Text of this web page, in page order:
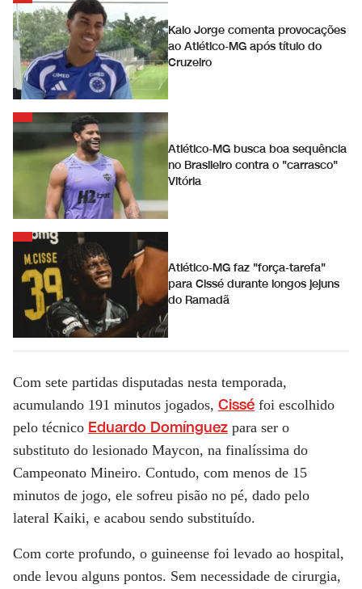
Kaio Jorge comenta provocações
ao Atlético-MG após título do
Cruzeiro
Atlético-MG busca boa sequência
no Brasileiro contra o "carrasco"
Vitória
Atlético-MG faz "força-tarefa"
para Cissé durante longos jejuns
do Ramadã
Com sete partidas disputadas nesta temporada,
acumulando 191 minutos jogados, Cissé foi escolhido
pelo técnico Eduardo Domínguez para ser o
substituto do lesionado Maycon, na finalíssima do
Campeonato Mineiro. Contudo, com menos de 15
minutos de jogo, ele sofreu pisão no pé, dado pelo
lateral Kaiki, e acabou sendo substituído.
Com corte profundo, o guineense foi levado ao hospital,
onde levou alguns pontos. Sem necessidade de cirurgia,